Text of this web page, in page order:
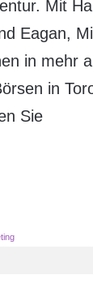
Mit
Eagan,
in mehr
in
Sie